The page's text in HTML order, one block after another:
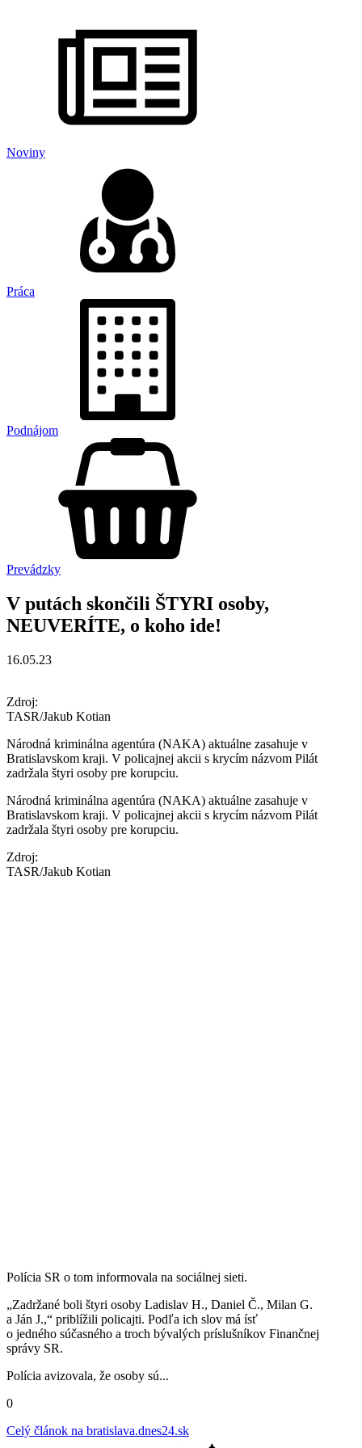
Noviny
Práca
Podnájom
Prevádzky
V putách skončili ŠTYRI osoby,
NEUVERÍTE, o koho ide!
16.05.23
Zdroj:
TASR/Jakub Kotian
Národná kriminálna agentúra (NAKA) aktuálne zasahuje v
Bratislavskom kraji. V policajnej akcii s krycím názvom Pilát
zadržala štyri osoby pre korupciu.
Národná kriminálna agentúra (NAKA) aktuálne zasahuje v
Bratislavskom kraji. V policajnej akcii s krycím názvom Pilát
zadržala štyri osoby pre korupciu.
Zdroj:
TASR/Jakub Kotian
Polícia SR o tom informovala na sociálnej sieti.
„Zadržané boli štyri osoby Ladislav H., Daniel Č., Milan G.
a Ján J.,“ priblížili policajti. Podľa ich slov má ísť
o jedného súčasného a troch bývalých príslušníkov Finančnej
správy SR.
Polícia avizovala, že osoby sú...
0
Celý článok na bratislava.dnes24.sk